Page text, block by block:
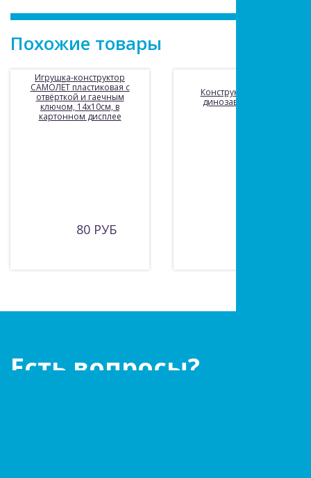
Похожие товары
Игрушка-конструктор
САМОЛЁТ пластиковая с
отвёрткой и гаечным
ключом, 14х10см, в
картонном дисплее
80 РУБ
Конструктор-скрутка
динозавр, отвертка
Есть вопросы?